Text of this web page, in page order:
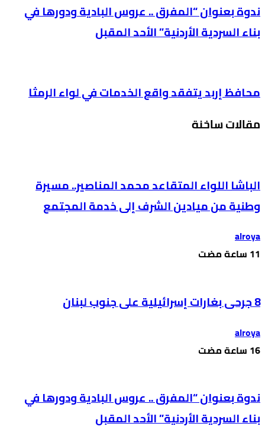
ندوة بعنوان “المفرق .. عروس البادية ودورها في
بناء السردية الأردنية” الأحد المقبل
محافظ إربد يتفقد واقع الخدمات في لواء الرمثا
مقالات ساخنة
الباشا اللواء المتقاعد محمد المناصير.. مسيرة
وطنية من ميادين الشرف إلى خدمة المجتمع
alroya
8 جرحى بغارات إسرائيلية على جنوب لبنان
alroya
ندوة بعنوان “المفرق .. عروس البادية ودورها في
بناء السردية الأردنية” الأحد المقبل